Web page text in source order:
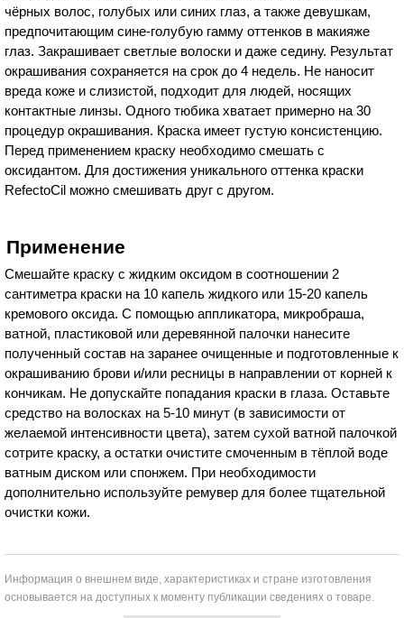
чёрных волос, голубых или синих глаз, а также девушкам,
предпочитающим сине-голубую гамму оттенков в макияже
глаз. Закрашивает светлые волоски и даже седину. Результат
окрашивания сохраняется на срок до 4 недель. Не наносит
вреда коже и слизистой, подходит для людей, носящих
контактные линзы. Одного тюбика хватает примерно на 30
процедур окрашивания. Краска имеет густую консистенцию.
Перед применением краску необходимо смешать с
оксидантом. Для достижения уникального оттенка краски
RefectoCil можно смешивать друг с другом.
Применение
Смешайте краску с жидким оксидом в соотношении 2
сантиметра краски на 10 капель жидкого или 15-20 капель
кремового оксида. С помощью аппликатора, микробраша,
ватной, пластиковой или деревянной палочки нанесите
полученный состав на заранее очищенные и подготовленные к
окрашиванию брови и/или ресницы в направлении от корней к
кончикам. Не допускайте попадания краски в глаза. Оставьте
средство на волосках на 5-10 минут (в зависимости от
желаемой интенсивности цвета), затем сухой ватной палочкой
сотрите краску, а остатки очистите смоченным в тёплой воде
ватным диском или спонжем. При необходимости
дополнительно используйте ремувер для более тщательной
очистки кожи.
Информация о внешнем виде, характеристиках и стране изготовления
основывается на доступных к моменту публикации сведениях о товаре.